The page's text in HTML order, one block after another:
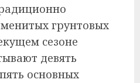
грунтовых
сезоне
девять
основных